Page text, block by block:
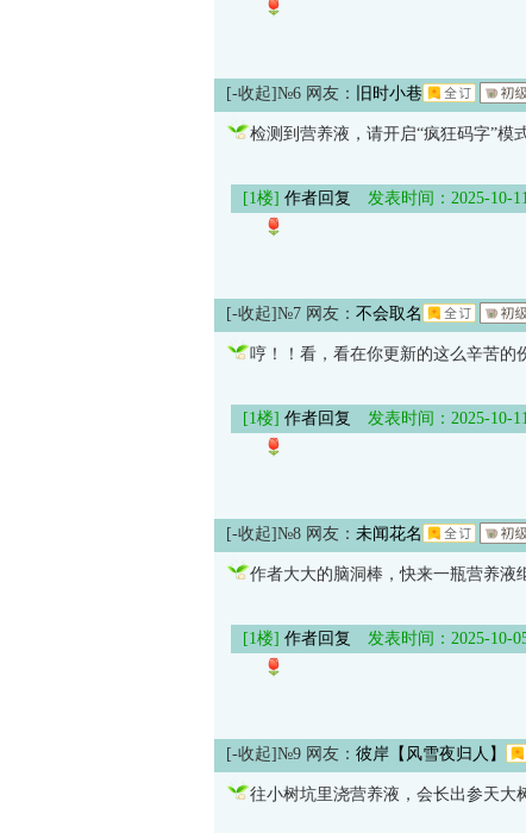
[-收起]№6 网友： 旧时小巷
检测到营养液，请开启“疯狂码字”模
[1楼] 作者回复 发表时间：2025-10-
[-收起]№7 网友： 不会取名
哼！！看，看在你更新的这么辛苦的
[1楼] 作者回复 发表时间：2025-10-
[-收起]№8 网友： 未闻花名
作者大大的脑洞棒，快来一瓶营养液
[1楼] 作者回复 发表时间：2025-10-
[-收起]№9 网友： 彼岸【风雪夜归人】
往小树坑里浇营养液，会长出参天大